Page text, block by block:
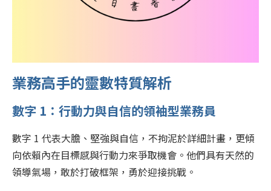
業務高手的靈數特質解析
數字 1：行動力與自信的領袖型業務員
數字 1 代表大膽、堅強與自信，不拘泥於詳細計畫，更傾
向依賴內在目標感與行動力來爭取機會。他們具有天然的
領導氣場，敢於打破框架，勇於迎接挑戰。